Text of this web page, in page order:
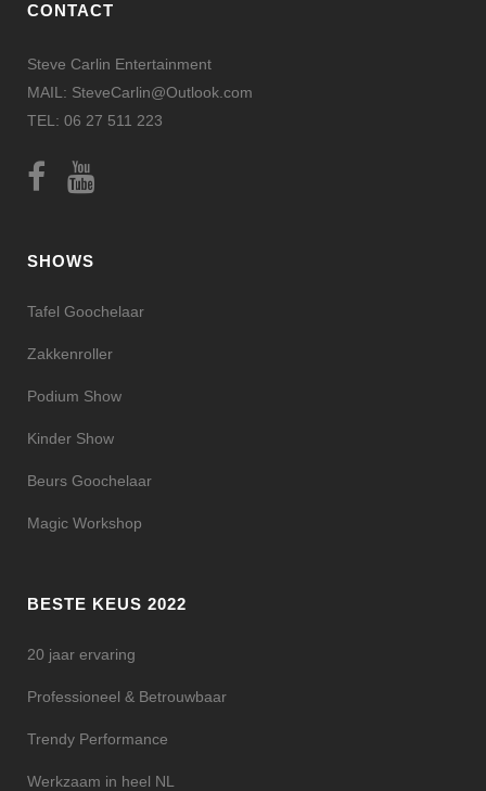
CONTACT
Steve Carlin Entertainment
MAIL: SteveCarlin@Outlook.com
TEL: 06 27 511 223
SHOWS
Tafel Goochelaar
Zakkenroller
Podium Show
Kinder Show
Beurs Goochelaar
Magic Workshop
BESTE KEUS 2022
20 jaar ervaring
Professioneel & Betrouwbaar
Trendy Performance
Werkzaam in heel NL